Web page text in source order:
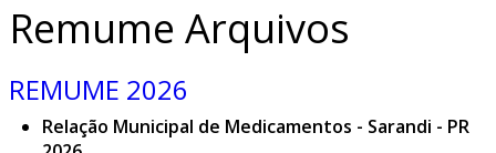
Remume Arquivos
REMUME 2026
Relação Municipal de Medicamentos - Sarandi - PR